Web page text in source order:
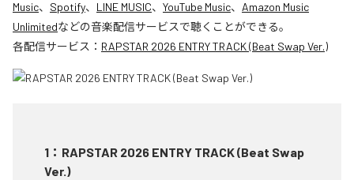
Music、 Spotify、 LINE MUSIC、 YouTube Music、 Amazon Music
Unlimitedなどの音楽配信サービスで聴くことができる。
各配信サービス： RAPSTAR 2026 ENTRY TRACK (Beat Swap Ver.)
1 ： RAPSTAR 2026 ENTRY TRACK (Beat Swap
Ver.)